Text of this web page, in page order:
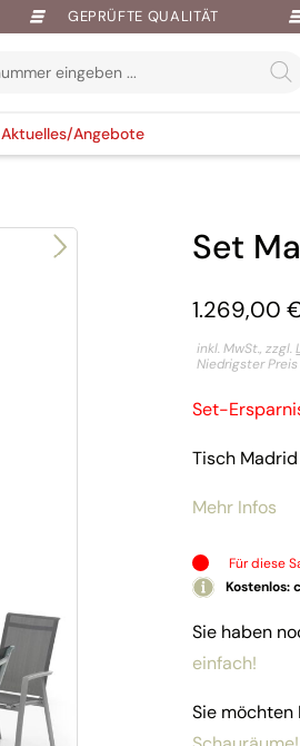
GEPRÜFTE QUALITÄT
Aktuelles/Angebote
Set
1.269,00
inkl. MwSt., zzgl.
Niedrigster
Set-
Tisch
Mehr Infos
Für diese
Kostenlos:
Sie haben
einfach!
Sie möchten